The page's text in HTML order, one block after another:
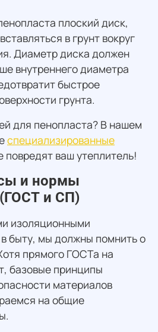
плоский диск,
в грунт вокруг
Диаметр диска должен
внутреннего диаметра
быстрое
грунта.
для пенопласта? В нашем
специализированные
повредят ваш утеплитель!
и нормы
и СП)
изоляционными
быту, мы должны помнить о
прямого ГОСТа на
базовые принципы
материалов
на общие